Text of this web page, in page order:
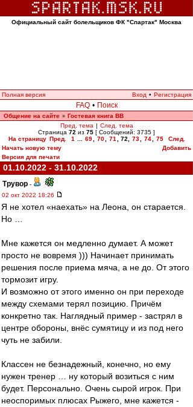
Официальный сайт болельщиков ФК "Спартак" Москва
Полная версия Вход • Регистрация
FAQ • Поиск
Общение на сайте » Гостевая книга ВВ
Пред. тема | След. тема
Страница 72 из 75 [ Сообщений: 3735 ]
На страницу Пред. 1 69 70 71 72 73 74 75
След.
Начать новую тему
Добавить
Версия для печати
01.10.2022 - 31.10.2022
Трувор -
02 окт 2022 18:26
Я не хотел «наехать» на Леона, он старается.
Но …
Мне кажется он медленно думает. А может
просто не вовремя ))) Начинает принимать
решения после приема мяча, а не до. От этого
тормозит игру.
И возможно от этого именно он при переходе
между схемами терял позицию. Причём
конкретно так. Наглядный пример - застрял в
центре обороны, внёс сумятицу и из под него
чуть не забили.
Классен не безнадежный, конечно, но ему
нужен тренер … ну который возиться с ним
будет. Персонально. Очень сырой игрок. При
неоспоримых плюсах Рыжего, мне кажется -